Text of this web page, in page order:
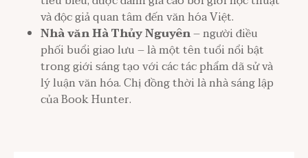
và độc giả quan tâm đến văn hóa Việt.
Nhà văn Hà Thủy Nguyên– người điều
phối buổi giao lưu – là một tên tuổi nổi bật
trong giới sáng tạo với các tác phẩm dã sử và
lý luận văn hóa. Chị đồng thời là nhà sáng lập
của Book Hunter.